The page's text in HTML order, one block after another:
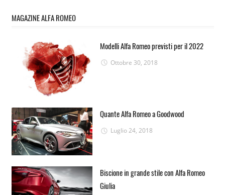
MAGAZINE ALFA ROMEO
Modelli Alfa Romeo previsti per il 2022
Ottobre 30, 2018
Quante Alfa Romeo a Goodwood
Luglio 24, 2018
Biscione in grande stile con Alfa Romeo
Giulia